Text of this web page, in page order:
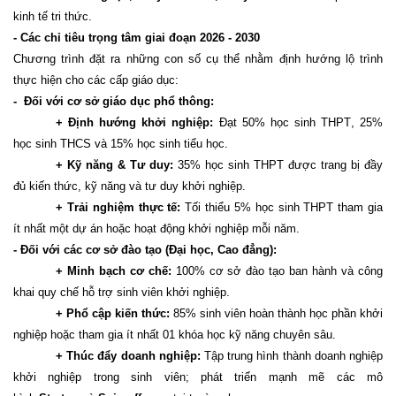
kinh tế tri thức.
- Các chỉ tiêu trọng tâm giai đoạn 2026 - 2030
Chương trình đặt ra những con số cụ thể nhằm định hướng lộ trình
thực hiện cho các cấp giáo dục:
- Đối với cơ sở giáo dục phổ thông:
+ Định hướng khởi nghiệp: Đạt 50% học sinh THPT, 25%
học sinh THCS và 15% học sinh tiểu học.
+ Kỹ năng & Tư duy: 35% học sinh THPT được trang bị đầy
đủ kiến thức, kỹ năng và tư duy khởi nghiệp.
+ Trải nghiệm thực tế: Tối thiểu 5% học sinh THPT tham gia
ít nhất một dự án hoặc hoạt động khởi nghiệp mỗi năm.
- Đối với các cơ sở đào tạo (Đại học, Cao đẳng):
+ Minh bạch cơ chế: 100% cơ sở đào tạo ban hành và công
khai quy chế hỗ trợ sinh viên khởi nghiệp.
+ Phổ cập kiến thức: 85% sinh viên hoàn thành học phần khởi
nghiệp hoặc tham gia ít nhất 01 khóa học kỹ năng chuyên sâu.
+ Thúc đẩy doanh nghiệp: Tập trung hình thành doanh nghiệp
khởi nghiệp trong sinh viên; phát triển mạnh mẽ các mô